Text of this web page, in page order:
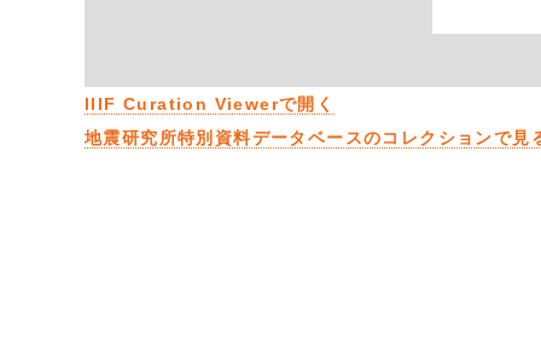
IIIF Curation Viewerで開く
地震研究所特別資料データベースのコレクションで見